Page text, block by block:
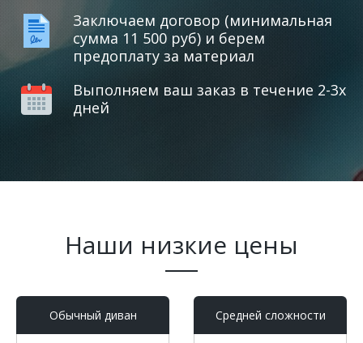
Заключаем договор (минимальная
сумма 11 500 руб) и берем
предоплату за материал
Выполняем ваш заказ в течение 2-3х
дней
Наши низкие цены
Обычный диван Средней сложности